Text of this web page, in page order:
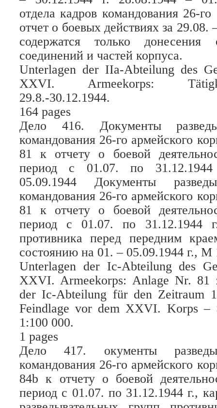
отдела кадров командования 26-го
отчет о боевых действиях за 29.08.
содержатся только
соединений и частей корпуса.
Unterlagen der IIa-Abteilung des
XXVI. Armeekorps:
29.8.-30.12.1944.
164 pages
Дело 416. Документы
командования 26-го армейского
81 к отчету о боевой
период с 01.07. по
05.09.1944 Документы
командования 26-го армейского
81 к отчету о боевой
период с 01.07. по 31.12.1944
противника перед передним
состоянию на 01. – 05.09.1944 г., М
Unterlagen der Ic-Abteilung des
XXVI. Armeekorps: Anlage Nr. 81
der Ic-Abteilung für den Zeitraum
Feindlage vor dem XXVI. Korps –
1:100 000.
1 pages
Дело 417. окументы
командования 26-го армейского
84b к отчету о боевой
период с 01.07. по 31.12.1944 г.,